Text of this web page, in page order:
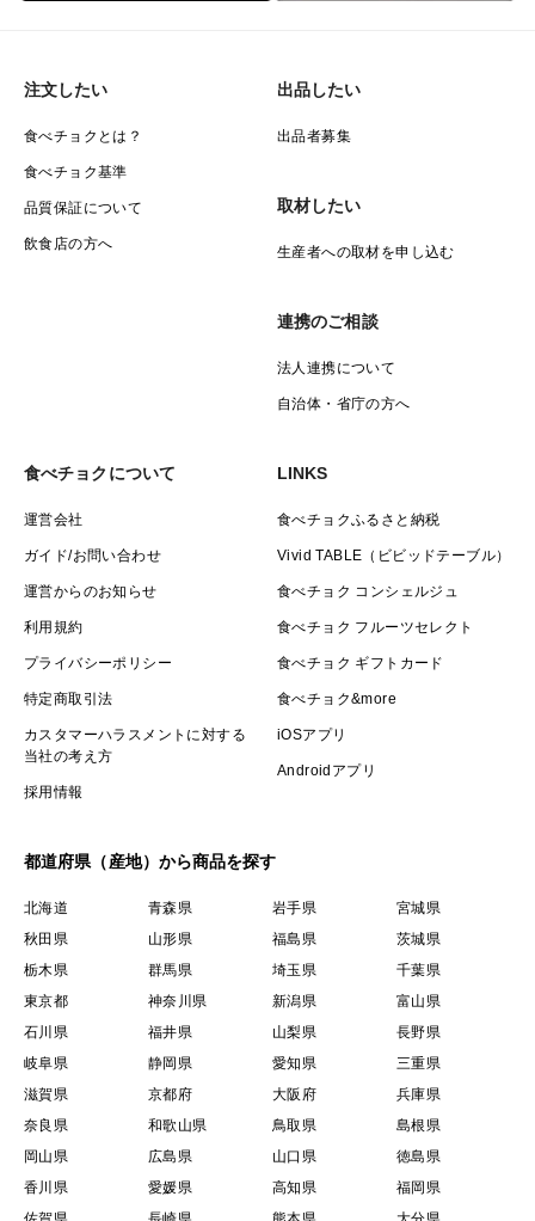
注文したい
食べチョクとは？
食べチョク基準
品質保証について
飲食店の方へ
出品したい
出品者募集
取材したい
生産者への取材を申し込む
連携のご相談
法人連携について
自治体・省庁の方へ
食べチョクについて
運営会社
ガイド/お問い合わせ
運営からのお知らせ
利用規約
プライバシーポリシー
特定商取引法
カスタマーハラスメントに対する
当社の考え方
採用情報
LINKS
食べチョクふるさと納税
Vivid TABLE（ビビッドテーブル）
食べチョク コンシェルジュ
食べチョク フルーツセレクト
食べチョク ギフトカード
食べチョク&more
iOSアプリ
Androidアプリ
都道府県（産地）から商品を探す
北海道 青森県 岩手県
宮城県
秋田県
山形県 福島県
茨城県
栃木県
群馬県 埼玉県
千葉県
東京都
神奈川県 新潟県
富山県
石川県
福井県 山梨県
長野県
岐阜県
静岡県 愛知県
三重県
滋賀県
京都府 大阪府
兵庫県
奈良県
和歌山県 鳥取県
島根県
岡山県
広島県 山口県
徳島県
香川県
愛媛県 高知県
福岡県